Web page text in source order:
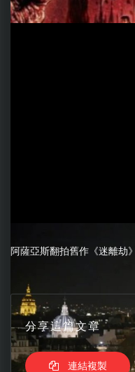
阿薩亞斯翻拍舊作《迷離劫
分享這篇文章
連結複製